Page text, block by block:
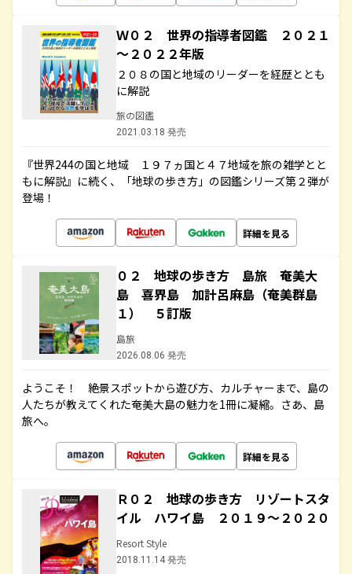
Ｗ０２ 世界の指導者図鑑 ２０２１
～２０２２年版
２０８の国と地域のリーダーを経歴ととも
に解説
旅の図鑑
2021.03.18 発売
『世界244の国と地域 １９７ヵ国と４７地域を旅の雑学とと
もに解説』に続く、「地球の歩き方」の図鑑シリーズ第２弾が
登場！
詳細を見る
０２ 地球の歩き方 島旅 奄美大
島 喜界島 加計呂麻島（奄美群島
１） ５訂版
島旅
2026.08.06 発売
ようこそ！ 絶景スポットから遊び方、カルチャーまで、島の
人たちが教えてくれた奄美大島の魅力を1冊に凝縮。さあ、島
旅へ。
詳細を見る
Ｒ０２ 地球の歩き方 リゾートスタ
イル ハワイ島 ２０１９～２０２０
Resort Style
2018.11.14 発売